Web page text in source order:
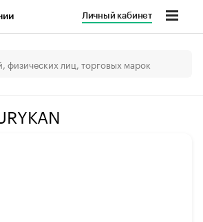
Личный кабинет